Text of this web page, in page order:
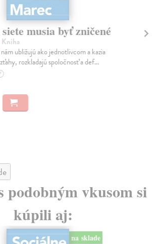
musia byť zničené
Kniha
ubližujú ako jednotlivcom a kazia
rozkladajú spoločnosť a def...
podobným vkusom si
kúpili aj:
na sklade